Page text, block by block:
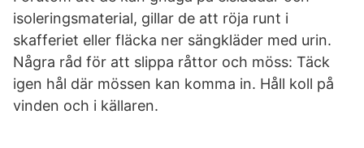
isoleringsmaterial, gillar de att röja runt i
skafferiet eller fläcka ner sängkläder med urin.
Några råd för att slippa råttor och möss: Täck
igen hål där mössen kan komma in. Håll koll på
vinden och i källaren.